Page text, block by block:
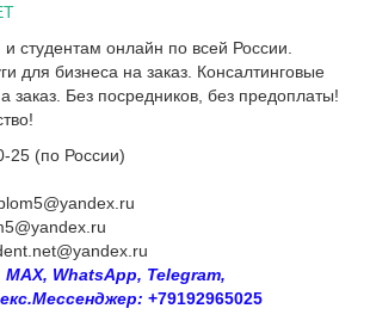
студентам онлайн по всей России.
для бизнеса на заказ. Консалтинговые
заказ. Без посредников, без предоплаты!
25 (по России)
MAX, WhatsApp, Telegram,
+79192965025